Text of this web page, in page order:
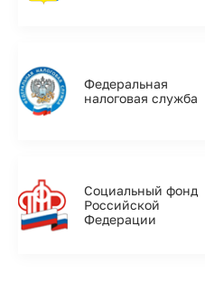
Федеральная
налоговая служба
Социальный фонд
Российской
Федерации